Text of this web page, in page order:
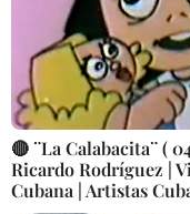
🔴 ¨La Calabacita¨ (
Ricardo Rodríguez |
Cubana | Artistas